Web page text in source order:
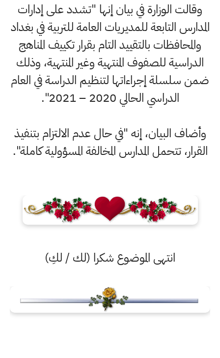
وقالت الوزارة في بيان إنها "تشدد على إدارات
المدارس التابعة للمديريات العامة للتربية في بغداد
والمحافظات بالتقييد التام بقرار تكييف المناهج
الدراسية للصفوف المنتهية وغير المنتهية، وذلك
ضمن سلسلة إجراءاتها لتنظيم الدراسة في العام
الدراسي الحالي 2020 – 2021".
وأضاف البيان، إنه "في حال عدم الالتزام بتنفيذ
القرار، تتحمل المدارس المخالفة المسؤولية كاملة".
انتهى الموضوع شكرا (لك / لكِ)